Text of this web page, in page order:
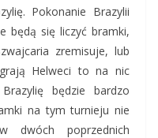
Pokonanie Brazylii
będą się liczyć bramki,
zremisuje, lub
Helweci to na nic
będzie bardzo
na tym turnieju nie
dwóch poprzednich